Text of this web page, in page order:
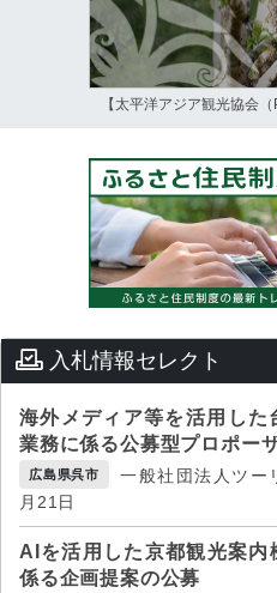
【太平洋アジア観光協会
入札情報セレクト
海外メディア等を活用し
業務に係る公募型プロポー
広島県呉市
一般社団法人ツー
月21日
AIを活用した京都観光案内
係る企画提案の公募